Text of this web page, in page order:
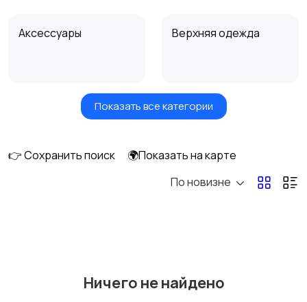
Аксессуары Верхняя одежда
Головные уборы Домашняя одежда
Нижнее белье
Показать все категории
👉 Сохранить поиск
🌍Показать на карте
По новизне
Ничего не найдено